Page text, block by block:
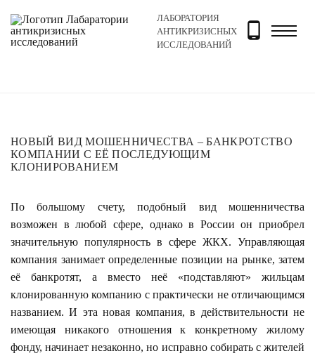
ЛАБОРАТОРИЯ
АНТИКРИЗИСНЫХ
ИССЛЕДОВАНИЙ
Главная Новости и блог Новости Новый вид
НОВЫЙ ВИД МОШЕННИЧЕСТВА – БАНКРОТСТВО
КОМПАНИИ С ЕЁ ПОСЛЕДУЮЩИМ
КЛОНИРОВАНИЕМ
По большому счету, подобный вид мошенничества
возможен в любой сфере, однако в России он приобрел
значительную популярность в сфере ЖКХ. Управляющая
компания занимает определенные позиции на рынке, затем
её банкротят, а вместо неё «подставляют» жильцам
клонированную компанию с практически не отличающимся
названием. И эта новая компания, в действительности не
имеющая никакого отношения к конкретному жилому
фонду, начинает незаконно, но исправно собирать с жителей